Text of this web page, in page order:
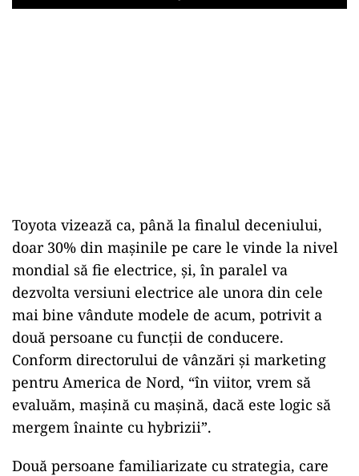
Play
Toyota vizează ca, până la finalul deceniului,
doar 30% din mașinile pe care le vinde la nivel
mondial să fie electrice, și, în paralel va
dezvolta versiuni electrice ale unora din cele
mai bine vândute modele de acum, potrivit a
două persoane cu funcții de conducere.
Conform directorului de vânzări și marketing
pentru America de Nord, “în viitor, vrem să
evaluăm, mașină cu mașină, dacă este logic să
mergem înainte cu hybrizii”.
Două persoane familiarizate cu strategia, care